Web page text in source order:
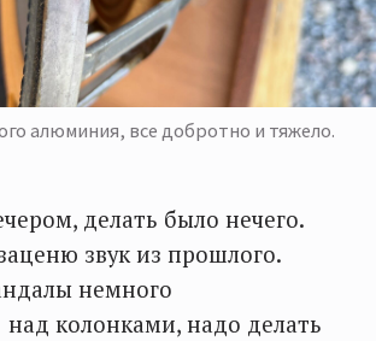
алюминия, все добротно и тяжело.
делать было нечего.
звук из прошлого.
немного
над колонками, надо делать